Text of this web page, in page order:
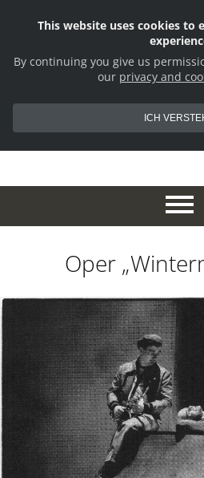
Oper
This website uses cookies to
By continuing you give us
our privacy and
ICH